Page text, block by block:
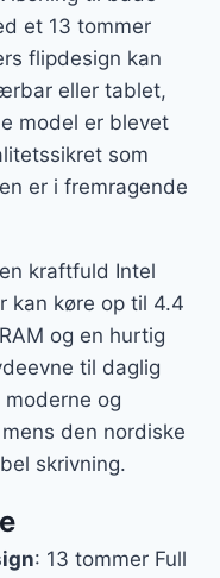
et 13 tommer
flipdesign kan
eller tablet,
model er blevet
som
er i fremragende
kraftfuld Intel
kan køre op til 4.4
og en hurtig
til daglig
moderne og
den nordiske
skrivning.
: 13 tommer Full